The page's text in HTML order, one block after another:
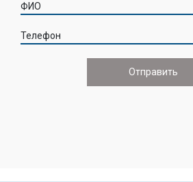
ФИО
Телефон